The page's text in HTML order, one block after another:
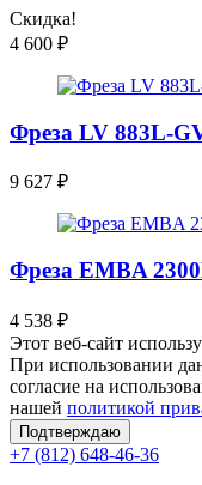
Скидка!
4 600 ₽
Фреза LV 883L-
9 627 ₽
Фреза EMBA
4 538 ₽
Этот веб-сайт
При использовании
согласие на
нашей политикой
Подтверждаю
+7 (812) 648-46-36